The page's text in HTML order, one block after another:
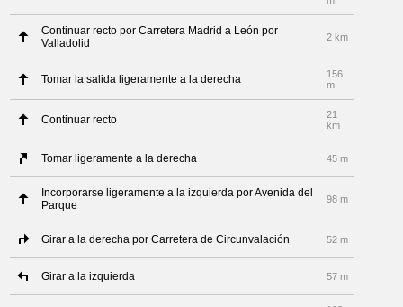
Continuar recto por Carretera Madrid a León por
Valladolid
2 km
Tomar la salida ligeramente a la derecha
156
m
Continuar recto
21
km
Tomar ligeramente a la derecha 45 m
Incorporarse ligeramente a la izquierda por Avenida del
Parque
98 m
Girar a la derecha por Carretera de Circunvalación 52 m
Girar a la izquierda 57 m